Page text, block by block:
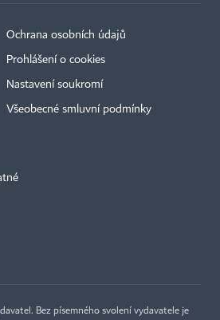
Ochrana osobních údajů
Prohlášení o cookies
Nastavení soukromí
Všeobecné smluvní podmínky
Bez písemného svolení vydavatele je